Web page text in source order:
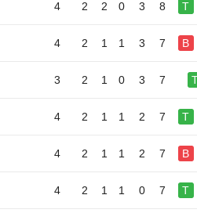
4 2 2 0 3 8 T
4 2 1 1 3 7 B
3 2 1 0 3 7
4 2 1 1 2 7 T
4 2 1 1 2 7 B
4 2 1 1 0 7 T